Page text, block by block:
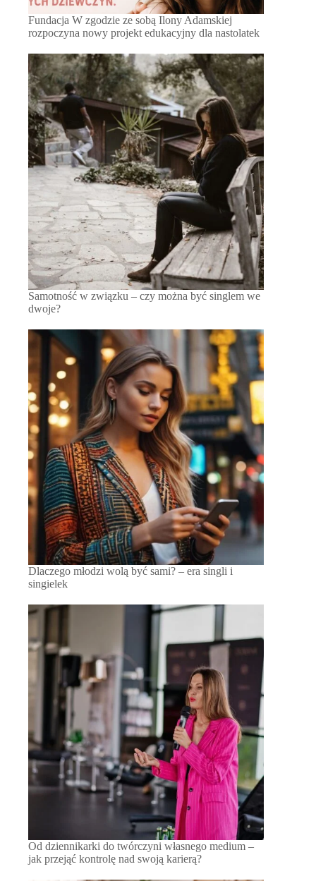
Fundacja W zgodzie ze sobą Ilony Adamskiej
rozpoczyna nowy projekt edukacyjny dla nastolatek
Samotność w związku – czy można być singlem we
dwoje?
Dlaczego młodzi wolą być sami? – era singli i
singielek
Od dziennikarki do twórczyni własnego medium –
jak przejąć kontrolę nad swoją karierą?